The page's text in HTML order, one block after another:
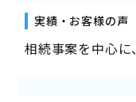
実績・お客様の声
相続事案を中心に